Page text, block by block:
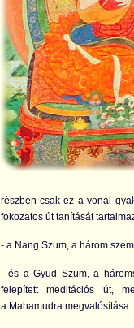
részben csak ez a vonal
fokozatos út tanítását
- a Nang Szum, a három
- és a Gyud Szum, a
felepített meditációs út,
a Mahamudra megvalósítása.